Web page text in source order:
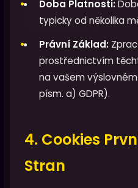
Doba Platnosti:
typicky od několika
Právní Základ:
prostřednictvím
na vašem výslovném
písm. a) GDPR).
4. Cookies
Stran